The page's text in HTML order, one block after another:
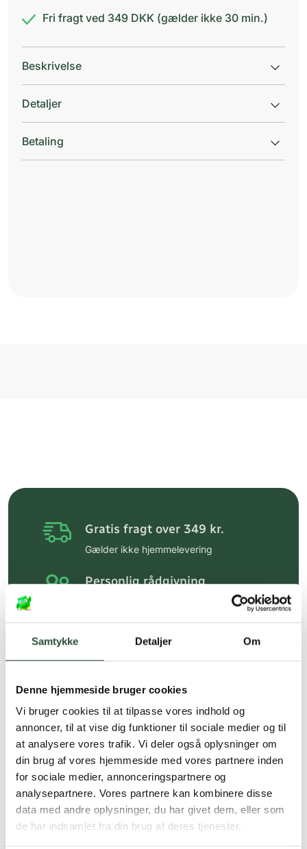
Samtykke Detaljer Om
Denne hjemmeside bruger cookies
Vi bruger cookies til at tilpasse vores indhold og
annoncer, til at vise dig funktioner til sociale medier og til
at analysere vores trafik. Vi deler også oplysninger om
din brug af vores hjemmeside med vores partnere inden
for sociale medier, annonceringspartnere og
analysepartnere. Vores partnere kan kombinere disse
data med andre oplysninger, du har givet dem, eller som
de har indsamlet fra din brug af deres tjenester.
Fri fragt ved 349 DKK (gælder ikke 30 min.)
Beskrivelse
Detaljer
Betaling
Gratis fragt over 349 kr.
Gælder ikke hjemmelevering
Personlig rådgivning
Hurtig levering (30 min. i Kbh)
Faste lave priser*
*Gælder ikke ernæringsprodukter.
Stort udvalg af kendte
produkter
Vi tilbyder et stort udvalg af kendte
cremer, vitaminer og andre spændende
produkter – altid til fast lav pris.
Læs mere om Uglecare.dk her